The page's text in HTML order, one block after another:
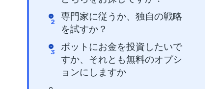
専門家に従うか、独自の戦略
を試すか？
ボットにお金を投資したいで
すか、それとも無料のオプシ
ョンにしますか